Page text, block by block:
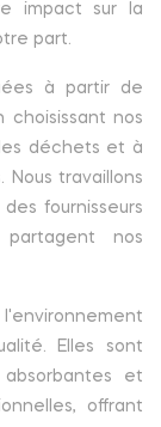
impact sur la
part.
à partir de
choisissant nos
déchets et à
Nous travaillons
fournisseurs
partagent nos
l'environnement
Elles sont
et
offrant